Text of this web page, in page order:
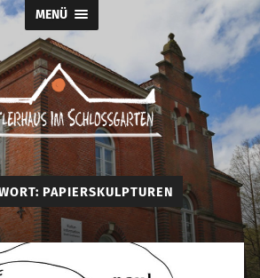
MENÜ
Künstlerhaus
im
Schlossgarten
PAPIERSKULPTUREN